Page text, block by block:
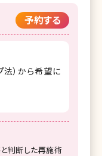
予約する
法）から希望に
判断した再施術